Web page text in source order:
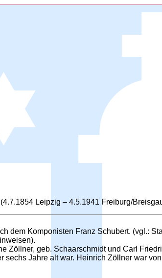
Leipzig – 4.5.1941 Freiburg/
dem Komponisten Franz Schubert. (vgl.:
Zöllner, geb. Schaarschmidt und Carl
sechs Jahre alt war. Heinrich Zöllner war